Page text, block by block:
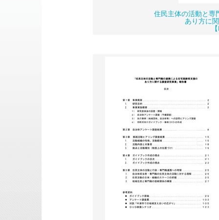
住民主体の活動と専
あり方に